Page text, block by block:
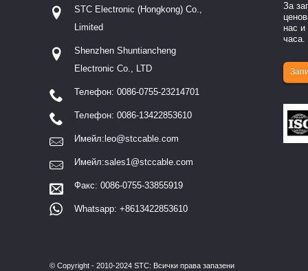
За
нас
часа.
STC Electronic (Hongkong) Co.,
Limited
Shenzhen Shuntiancheng
Electronic Co., LTD
Телефон: 0086-0755-23214701
Телефон: 0086-13422853610
Имейл: leo@stccable.com
Имейл:sales1@stccable.com
Факс: 0086-0755-33855919
Whatsapp: +8613422853610
Multimedia
© Copyright - 2010-2024 STC: Всички права запазени